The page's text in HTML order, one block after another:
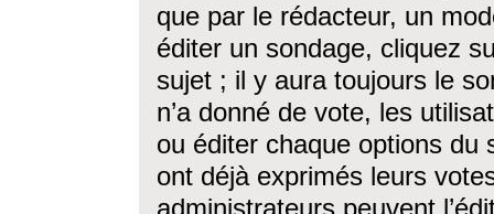
que par le rédacteur, un
éditer un sondage, cliquez
sujet ; il y aura toujours le
n’a donné de vote, les
ou éditer chaque options du
ont déjà exprimés leurs